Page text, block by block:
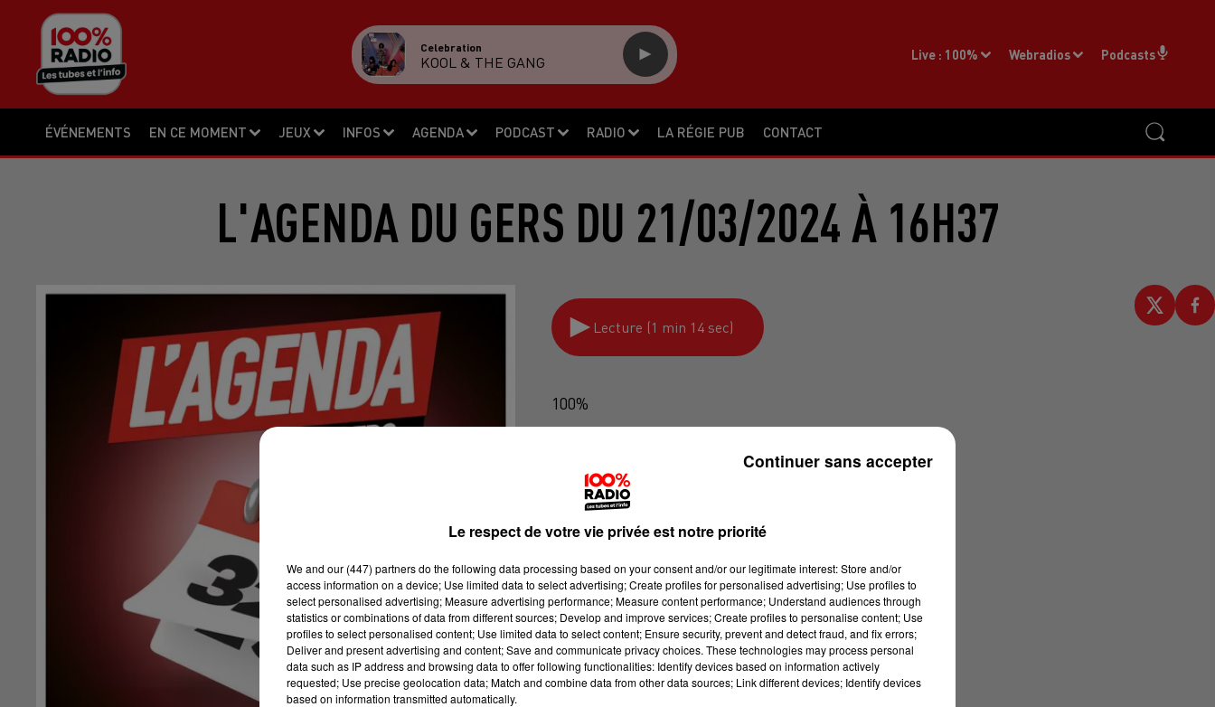
ÉVÉNEMENTS EN CE MOMENT JEUX INFOS AGENDA PODCAST RADIO LA RÉGIE PUB CONTACT
Live : 100% Webradios Podcasts
Celebration
KOOL & THE GANG
L'AGENDA DU GERS DU 21/03/2024 À 16H37
Lecture (1 min 14 sec)
100%
Le respect de votre vie privée est notre priorité
We and our (447) partnersdo the following data processing based on your consent and/or our legitimate interest: Store and/or
access information on a device; Use limited data to select advertising; Create profiles for personalised advertising; Use profiles to
select personalised advertising; Measure advertising performance; Measure content performance; Understand audiences through
statistics or combinations of data from different sources; Develop and improve services; Create profiles to personalise content; Use
profiles to select personalised content; Use limited data to select content; Ensure security, prevent and detect fraud, and fix errors;
Deliver and present advertising and content; Save and communicate privacy choices. These technologies may process personal
data such as IP address and browsing data to offer following functionalities: Identify devices based on information actively
requested; Use precise geolocation data; Match and combine data from other data sources; Link different devices; Identify devices
based on information transmitted automatically.
Continuer sans accepter